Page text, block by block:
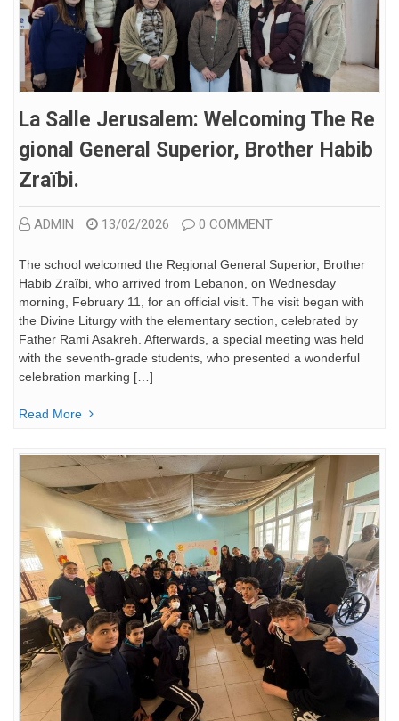
La Salle Jerusalem: Welcoming The Re
Gional General Superior, Brother Habib
Zraïbi.
ADMIN 13/02/2026 0 COMMENT
The school welcomed the Regional General Superior, Brother
Habib Zraïbi, who arrived from Lebanon, on Wednesday
morning, February 11, for an official visit. The visit began with
the Divine Liturgy with the elementary section, celebrated by
Father Rami Asakreh. Afterwards, a special meeting was held
with the seventh-grade students, who presented a wonderful
celebration marking […]
Read More